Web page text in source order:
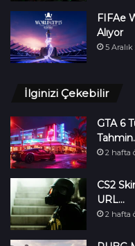
FIFAe
Alıyor
5 Aralık
İlginizi Çekebilir
GTA 6
2 hafta
CS2
URL…
2 hafta